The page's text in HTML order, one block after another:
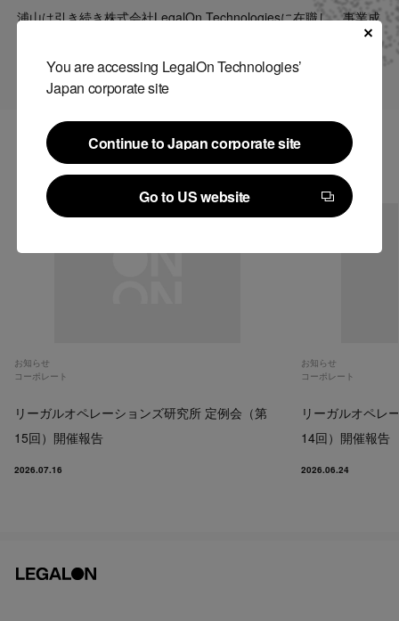
You are accessing LegalOn Technologies’
Japan corporate site
Continue to Japan corporate site
Continue to Japan corporate site
Go to US website
Go to US website
浦山は引き続き株式会社LegalOn Technologiesに在職し、事業成
関連記事
お知らせ
コーポレート
リーガルオペレーションズ研究所 定例会（第
15回）開催報告
2026.07.16
お知らせ
コーポレート
リーガルオペレ
14回）開催報告
2026.06.24